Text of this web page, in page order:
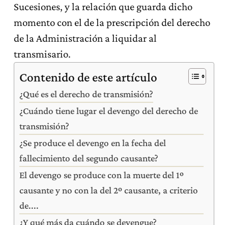
Sucesiones, y la relación que guarda dicho
momento con el de la prescripción del derecho
de la Administración a liquidar al
transmisario.
Contenido de este artículo
¿Qué es el derecho de transmisión?
¿Cuándo tiene lugar el devengo del derecho de
transmisión?
¿Se produce el devengo en la fecha del
fallecimiento del segundo causante?
El devengo se produce con la muerte del 1º
causante y no con la del 2º causante, a criterio
de....
¿Y qué más da cuándo se devengue?